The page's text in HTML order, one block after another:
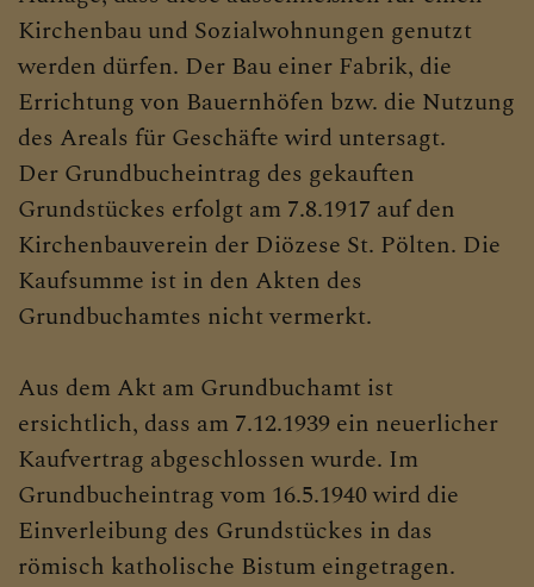
Kirchenbau und Sozialwohnungen genutzt
werden dürfen. Der Bau einer Fabrik, die
Errichtung von Bauernhöfen bzw. die Nutzung
des Areals für Geschäfte wird untersagt.
Der Grundbucheintrag des gekauften
Grundstückes erfolgt am 7.8.1917 auf den
Kirchenbauverein der Diözese St. Pölten. Die
Kaufsumme ist in den Akten des
Grundbuchamtes nicht vermerkt.
Aus dem Akt am Grundbuchamt ist
ersichtlich, dass am 7.12.1939 ein neuerlicher
Kaufvertrag abgeschlossen wurde. Im
Grundbucheintrag vom 16.5.1940 wird die
Einverleibung des Grundstückes in das
römisch katholische Bistum eingetragen.